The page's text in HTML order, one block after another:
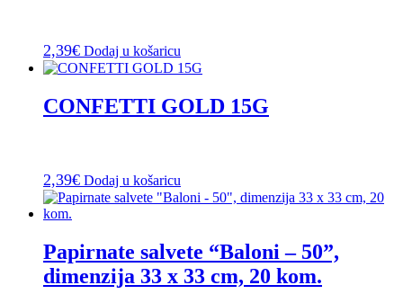
2,39€ Dodaj u košaricu
CONFETTI GOLD 15G
2,39€ Dodaj u košaricu
Papirnate salvete “Baloni – 50”,
dimenzija 33 x 33 cm, 20 kom.